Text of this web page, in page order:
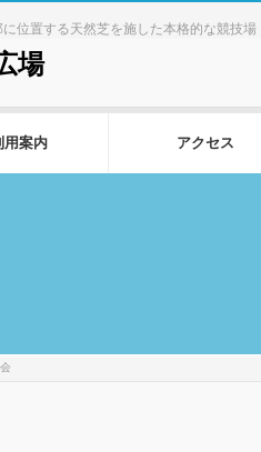
位置する天然芝を施した本格的な競技場
場
用案内 アクセス